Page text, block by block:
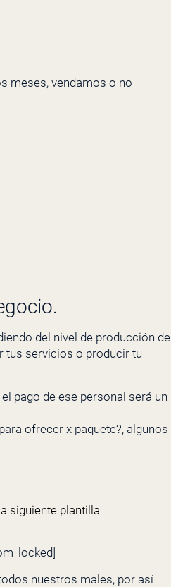
meses, vendamos o no
del nivel de producción del
tus servicios o producir tu
pago de ese personal será un
ofrecer x paquete?, algunos
siguiente plantilla
nuestros males, por así